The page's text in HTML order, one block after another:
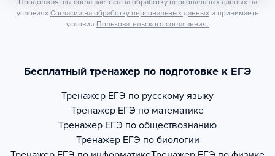
Продолжая, вы соглашаетесь на обработку персональных данных на
условиях Согласия на обработку персональных данных и принимаете
условия Пользовательского соглашения.
Бесплатный тренажер по подготовке к ЕГЭ
Тренажер ЕГЭ по русскому языку
Тренажер ЕГЭ по математике
Тренажер ЕГЭ по обществознанию
Тренажер ЕГЭ по биологии